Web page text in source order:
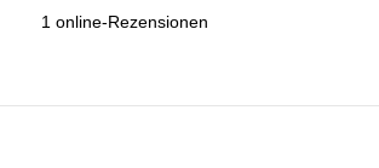
1 online-Rezensionen